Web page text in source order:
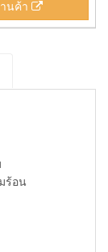
นค้า
ร้อน